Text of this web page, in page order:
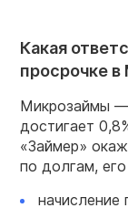
Какая
просрочке
Микрозаймы —
достигает
«Займер»
по долгам,
начисление